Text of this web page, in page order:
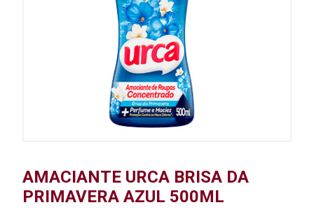
AMACIANTE URCA BRISA DA
PRIMAVERA AZUL 500ML